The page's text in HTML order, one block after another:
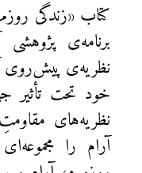
کتاب «زندگی
برنامه‌ی
نظریه‌ی پیش‌روی
خود تحت تأثیر
نظریه‌های
آرام را